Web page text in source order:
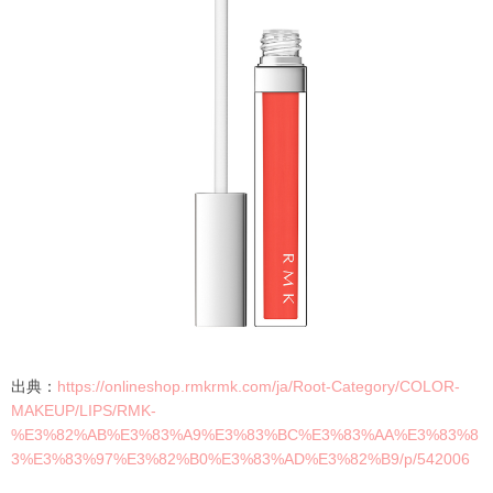
出典： https://onlineshop.rmkrmk.com/ja/Root-Category/COLOR-
MAKEUP/LIPS/RMK-
%E3%82%AB%E3%83%A9%E3%83%BC%E3%83%AA%E3%83%8
3%E3%83%97%E3%82%B0%E3%83%AD%E3%82%B9/p/542006